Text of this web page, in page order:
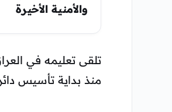
والأمنية الأخيرة
تلقى تعليمه في
منذ بداية تأسيس